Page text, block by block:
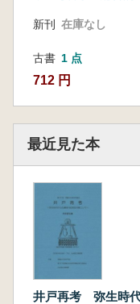
新刊 在庫なし
古書 1 点
712 円
最近見た本
井戸再考 弥生時